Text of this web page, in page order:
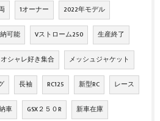
1オーナー 2022年モデル
可能 Vストローム250 生産終了
オシャレ好き集合 メッシュジャケット
長袖 RC125 新型RC レース
車 GSX２５０R 新車在庫